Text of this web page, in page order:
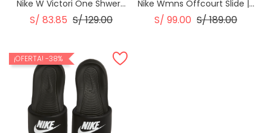
Nike W Victori One Shwer...
S/ 83.85 Precio
S/ 129.00Precio
Nike Wmns Offcourt Slide |...
S/ 99.00 Precio
S/ 189.00Precio
¡OFERTA! -38%